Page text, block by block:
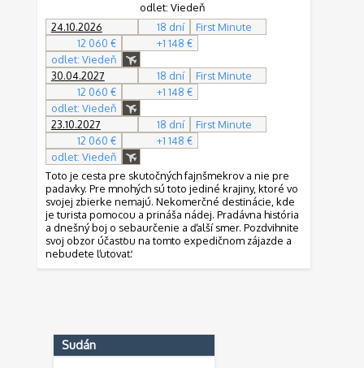
odlet: Viedeň
24.10.2026
18 dní
First Minute
12 060 €
+1 148 €
odlet: Viedeň
30.04.2027
18 dní
First Minute
12 060 €
+1 148 €
odlet: Viedeň
23.10.2027
18 dní
First Minute
12 060 €
+1 148 €
odlet: Viedeň
Toto je cesta pre skutočných fajnšmekrov a nie pre
padavky. Pre mnohých sú toto jediné krajiny, ktoré vo
svojej zbierke nemajú. Nekomerčné destinácie, kde
je turista pomocou a prináša nádej. Pradávna história
a dnešný boj o sebaurčenie a ďalší smer. Pozdvihnite
svoj obzor účasťou na tomto expedičnom zájazde a
nebudete ľutovať.
Sudán